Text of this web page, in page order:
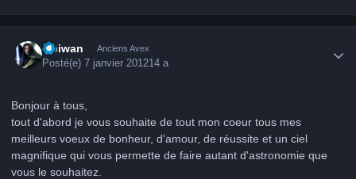
Obiwan Anciens Avex
Posté(e)7 janvier 201214 a
Bonjour à tous,
tout d'abord je vous souhaite de tout mon coeur tous mes
meilleurs voeux de bonheur, d'amour, de réussite et un ciel
magnifique qui vous permette de faire autant d'astronomie que
vous le souhaitez.